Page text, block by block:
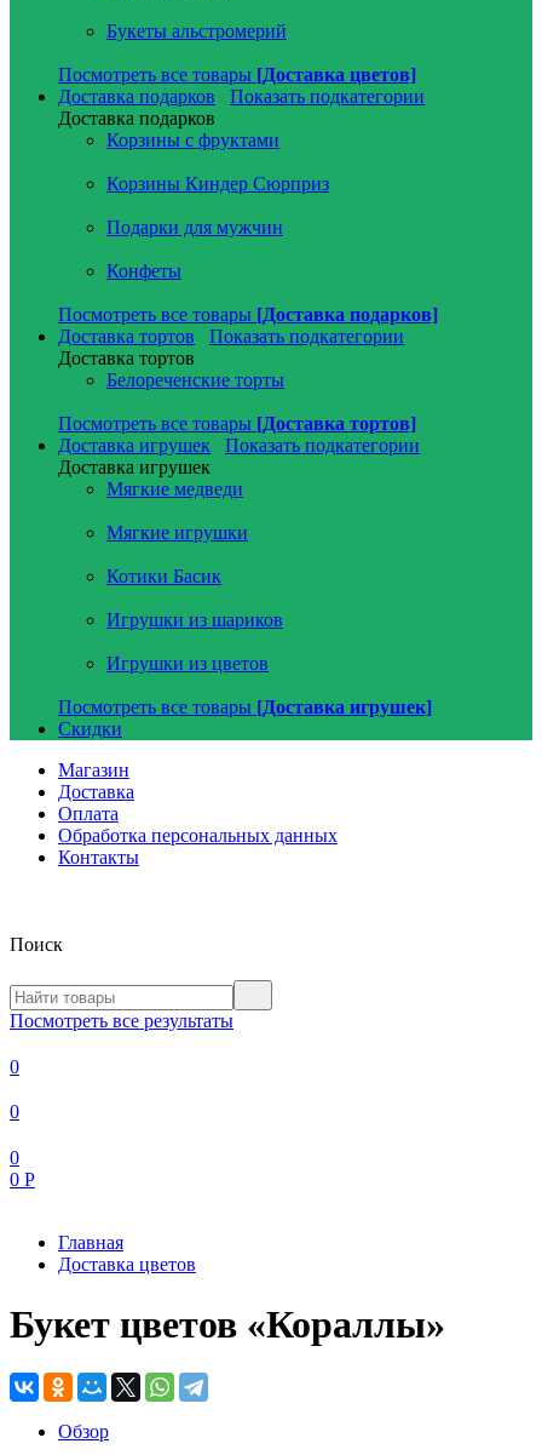
Букеты альстромерий
Посмотреть все товары [Доставка цветов]
Доставка подарков
Показать подкатегории
Доставка подарков
Корзины с фруктами
Корзины Киндер Сюрприз
Подарки для мужчин
Конфеты
Посмотреть все товары [Доставка подарков]
Доставка тортов
Показать подкатегории
Доставка тортов
Белореченские торты
Посмотреть все товары [Доставка тортов]
Доставка игрушек
Показать подкатегории
Доставка игрушек
Мягкие медведи
Мягкие игрушки
Котики Басик
Игрушки из шариков
Игрушки из цветов
Посмотреть все товары [Доставка игрушек]
Скидки
Магазин
Доставка
Оплата
Обработка персональных данных
Контакты
Поиск
Посмотреть все результаты
0
0
0
0 Р
Главная
Доставка цветов
Букет цветов «Кораллы»
Обзор